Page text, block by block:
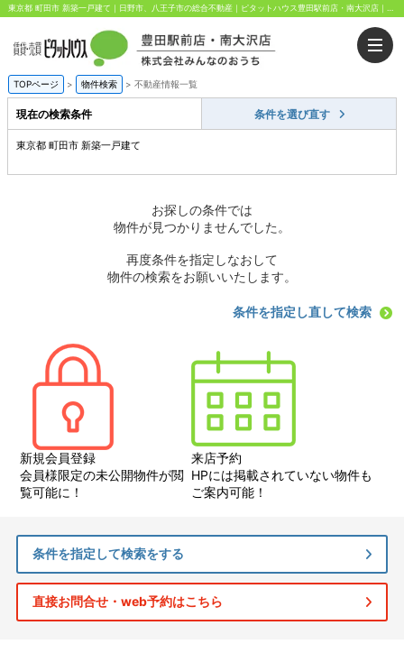
TOPページ > 物件検索 > 不動産情報一覧
現在の検索条件 条件を選び直す
東京都 町田市 新築一戸建て
お探しの条件では
物件が見つかりませんでした。
再度条件を指定しなおして
物件の検索をお願いいたします。
条件を指定し直して検索
新規会員登録
会員様限定の未公開物件が閲
覧可能に！
来店予約
HPには掲載されていない物件も
ご案内可能！
条件を指定して検索をする
直接お問合せ・web予約はこちら